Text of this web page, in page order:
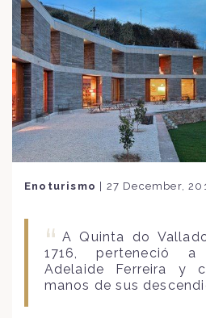
Enoturismo | 27 December,
A Quinta do
1716, perteneció a
Adelaide Ferreira y
manos de sus